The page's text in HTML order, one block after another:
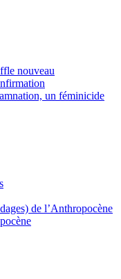
nouveau
un féminicide
de l’Anthropocène